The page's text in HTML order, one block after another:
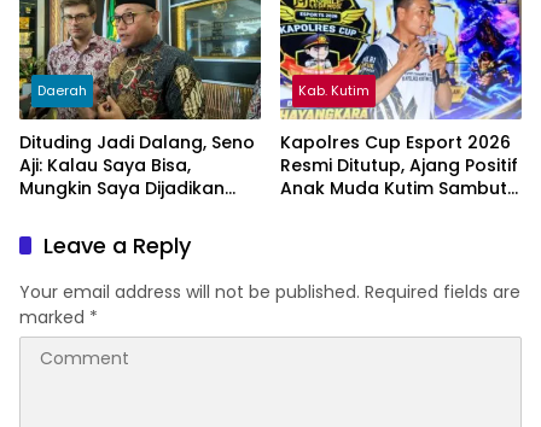
Daerah
Dituding Jadi Dalang, Seno
Aji: Kalau Saya Bisa,
Mungkin Saya Dijadikan
Kab. Kutim
Kapolres Cup Esport 2026
Resmi Ditutup, Ajang Positif
Anak Muda Kutim Sambut
Leave a Reply
Your email address will not be published. Required fields are
marked *